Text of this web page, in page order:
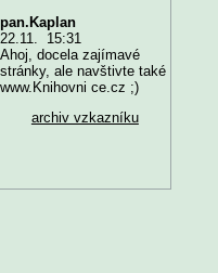
pan.Kaplan
22.11. 15:31
Ahoj, docela zajímavé
stránky, ale navštivte také
www.Knihovni ce.cz ;)
archiv vzkazníku